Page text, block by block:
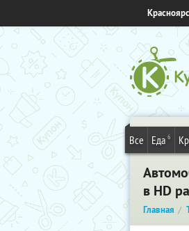
Все Еда 6
в HD
Главная